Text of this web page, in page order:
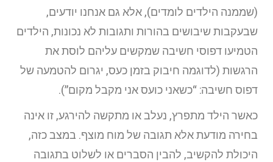
(שממנה הילדים לומדים), אלא גם אנחנו יודעים,
שבעקבות שיבושים בהורות ותגובות לא נכונות, הילדים
הטמיעו דפוסי חשיבה שמקשים עליהם לוסת את
הרגשות (לדוגמה חיבוק בזמן כעס, יגרום להטמעה של
דפוס חשיבה: “כשאני כועס אני מקבל מקום”).
כאשר הילד מתפרץ, נעלב או מתקשה להירגע, זו אינה
בחירה מודעת אלא תגובה של מוח מוצף. במצב כזה,
היכולת להקשיב, להבין הסברים או לשלוט בתגובה